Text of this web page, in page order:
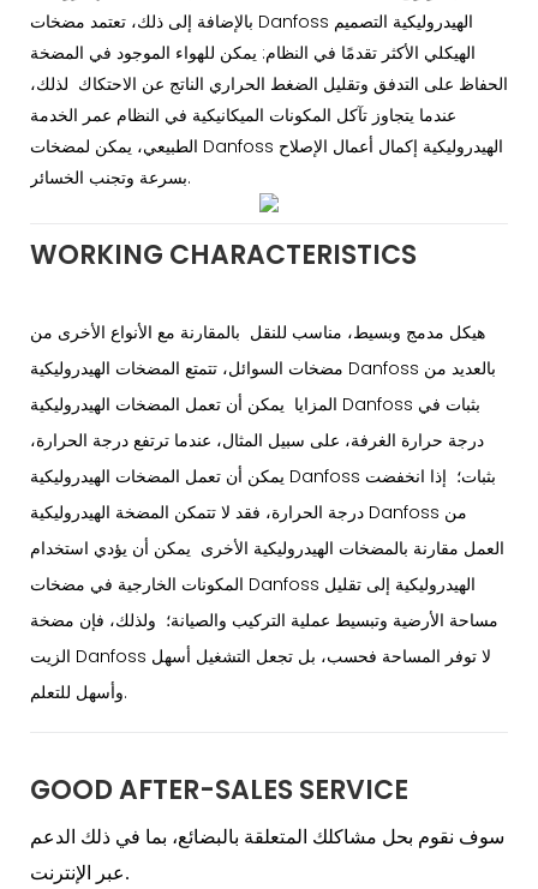
بالإضافة إلى ذلك، تعتمد مضخات Danfoss الهيدروليكية التصميم
الهيكلي الأكثر تقدمًا في النظام: يمكن للهواء الموجود في المضخة
الحفاظ على التدفق وتقليل الضغط الحراري الناتج عن الاحتكاك لذلك،
عندما يتجاوز تآكل المكونات الميكانيكية في النظام عمر الخدمة
الطبيعي، يمكن لمضخات Danfoss الهيدروليكية إكمال أعمال الإصلاح
بسرعة وتجنب الخسائر.
WORKING CHARACTERISTICS
هيكل مدمج وبسيط، مناسب للنقل بالمقارنة مع الأنواع الأخرى من
مضخات السوائل، تتمتع المضخات الهيدروليكية Danfoss بالعديد من
المزايا يمكن أن تعمل المضخات الهيدروليكية Danfoss بثبات في
درجة حرارة الغرفة، على سبيل المثال، عندما ترتفع درجة الحرارة،
يمكن أن تعمل المضخات الهيدروليكية Danfoss بثبات؛ إذا انخفضت
درجة الحرارة، فقد لا تتمكن المضخة الهيدروليكية Danfoss من
العمل مقارنة بالمضخات الهيدروليكية الأخرى يمكن أن يؤدي استخدام
المكونات الخارجية في مضخات Danfoss الهيدروليكية إلى تقليل
مساحة الأرضية وتبسيط عملية التركيب والصيانة؛ ولذلك، فإن مضخة
الزيت Danfoss لا توفر المساحة فحسب، بل تجعل التشغيل أسهل
وأسهل للتعلم.
GOOD AFTER-SALES SERVICE
سوف نقوم بحل مشاكلك المتعلقة بالبضائع، بما في ذلك الدعم
عبر الإنترنت.